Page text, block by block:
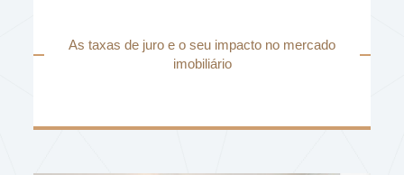
As taxas de juro e o seu impacto no mercado
imobiliário